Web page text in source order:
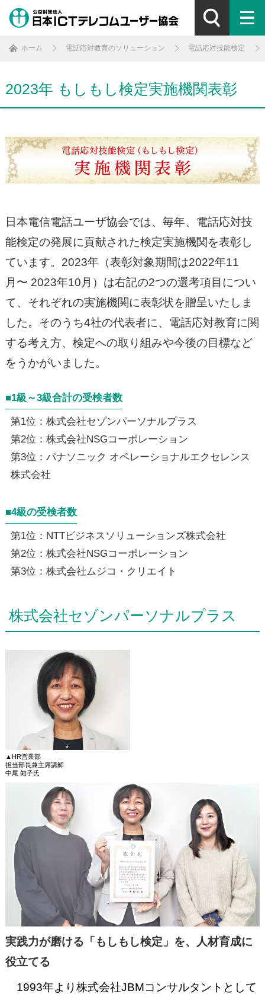
ホーム 電話応対教育のソリューション 電話応対技能検定
2023年 もしもし検定実施機関表彰
日本電信電話ユーザ協会では、毎年、電話応対技
能検定の発展に貢献された検定実施機関を表彰し
ています。2023年（表彰対象期間は2022年11
月〜 2023年10月）は右記の2つの選考項目につい
て、それぞれの実施機関に表彰状を贈呈いたしま
した。そのうち4社の代表者に、電話応対教育に関
する考え方、検定への取り組みや今後の目標など
をうかがいました。
■1級～3級合計の受検者数
第1位：株式会社セゾンパーソナルプラス
第2位：株式会社NSGコーポレーション
第3位：パナソニック オペレーショナルエクセレンス
株式会社
■4級の受検者数
第1位：NTTビジネスソリューションズ株式会社
第2位：株式会社NSGコーポレーション
第3位：株式会社ムジコ・クリエイト
株式会社セゾンパーソナルプラス
▲HR営業部
担当部長兼主席講師
中尾 知子氏
実践力が磨ける「もしもし検定」を、人材育成に
役立てる
1993年より株式会社JBMコンサルタントとして